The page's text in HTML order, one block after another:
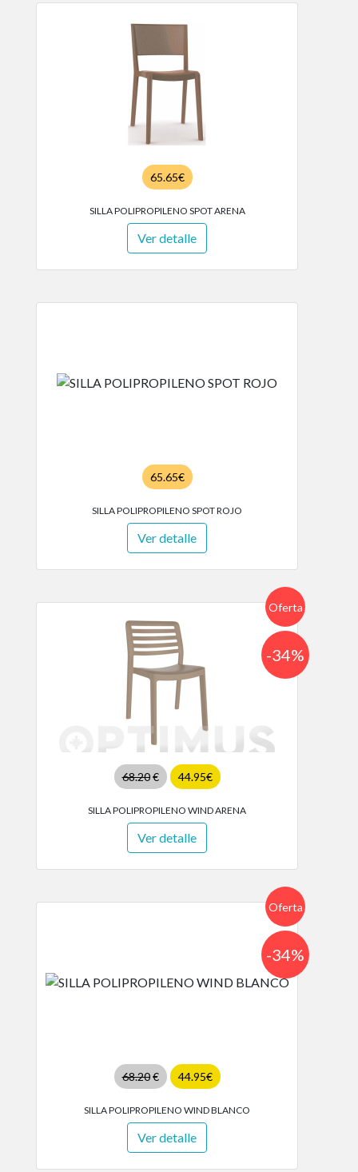
65.65€
SILLA POLIPROPILENO SPOT ARENA
Ver detalle
65.65€
SILLA POLIPROPILENO SPOT ROJO
Ver detalle
Oferta
68.20€ 44.95€
-34%
SILLA POLIPROPILENO WIND ARENA
Ver detalle
Oferta
68.20€ 44.95€
-34%
SILLA POLIPROPILENO WIND BLANCO
Ver detalle